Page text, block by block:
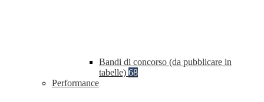
Bandi di concorso (da pubblicare in
tabelle) 68
Performance